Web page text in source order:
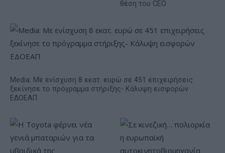
θέση του CEO
Media: Με ενίσχυση 8 εκατ. ευρώ σε 451 επιχειρήσεις
ξεκίνησε το πρόγραμμα στήριξης- Κάλυψη εισφορών
ΕΔΟΕΑΠ